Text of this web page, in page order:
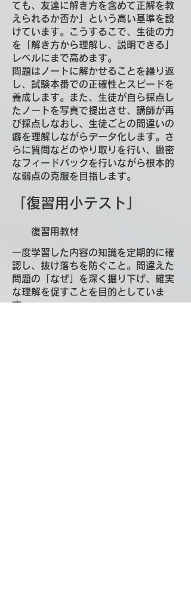
ても、友達に解き方を含めて正解を教
えられるか否か」という高い基準を設
けています。こうするこで、生徒の力
を「解き方から理解し、説明できる」
レベルにまで高めます。
問題はノートに解かせることを繰り返
し、試験本番での正確性とスピードを
養成します。また、生徒が自ら採点し
たノートを写真で提出させ、講師が再
び採点しなおし、生徒ごとの間違いの
癖を理解しながらデータ化します。さ
らに質問などのやり取りを行い、緻密
なフィードバックを行いながら根本的
な弱点の克服を目指します。
「復習用小テスト」
​ 復習用教材
一度学習した内容の知識を定期的に確
認し、抜け落ちを防ぐこと。間違えた
問題の「なぜ」を深く掘り下げ、確実
な理解を促すことを目的としていま
す。